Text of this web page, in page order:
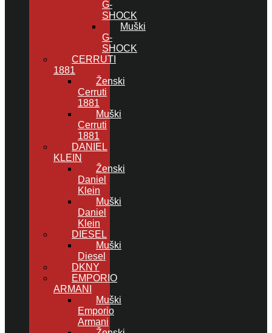
G-
SHOCK
Muški
G-
SHOCK
CERRUTI
1881
Ženski
Cerruti
1881
Muški
Cerruti
1881
DANIEL
KLEIN
Ženski
Daniel
Klein
Muški
Daniel
Klein
DIESEL
Muški
Diesel
DKNY
EMPORIO
ARMANI
Muški
Emporio
Armani